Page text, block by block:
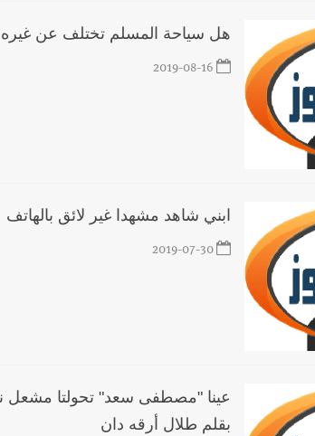
صوتية باتجاه جرافة للجيش اللبناني خلال عملها
والضمائر؟
هل سياحة المسلم تختلف عن غيره
2019-08-16
ابني شاهد مشهدا غير لائق بالهاتف
2019-07-30
عينا "مصطفى سعد" تحولتا مشعل
بقلم طلال أرقه دان